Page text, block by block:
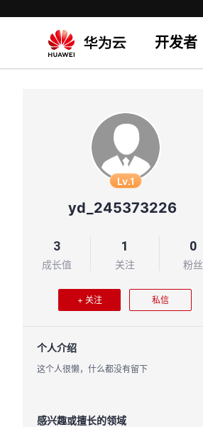
开发者
Lv.1
yd_245373226
3
成长值
1
关注
0
粉丝
+ 关注 私信
个人介绍
这个人很懒，什么都没有留下
感兴趣或擅长的领域